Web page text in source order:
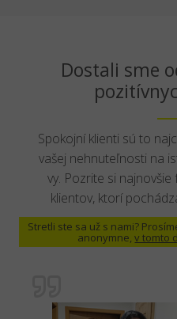
Dostali sme
Spokojní klienti sú to
vašej nehnuteľnosti na
vy. Pozrite si
klientov, ktorí
Stretli ste sa už s nami?
anonymne,v tomto